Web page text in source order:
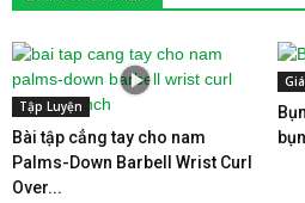
Tập Luyện
Bài tập cẳng tay cho nam
Palms-Down Barbell Wrist Curl
Over...